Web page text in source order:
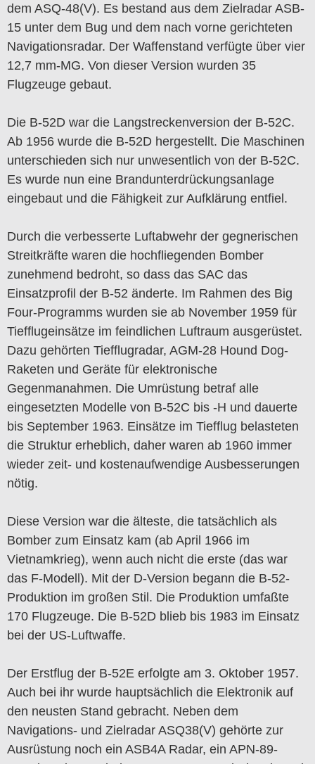
dem ASQ-48(V). Es bestand aus dem Zielradar ASB-
15 unter dem Bug und dem nach vorne gerichteten
Navigationsradar. Der Waffenstand verfügte über vier
12,7 mm-MG. Von dieser Version wurden 35
Flugzeuge gebaut.
Die B-52D war die Langstreckenversion der B-52C.
Ab 1956 wurde die B-52D hergestellt. Die Maschinen
unterschieden sich nur unwesentlich von der B-52C.
Es wurde nun eine Brandunterdrückungsanlage
eingebaut und die Fähigkeit zur Aufklärung entfiel.
Durch die verbesserte Luftabwehr der gegnerischen
Streitkräfte waren die hochfliegenden Bomber
zunehmend bedroht, so dass das SAC das
Einsatzprofil der B-52 änderte. Im Rahmen des Big
Four-Programms wurden sie ab November 1959 für
Tiefflugeinsätze im feindlichen Luftraum ausgerüstet.
Dazu gehörten Tiefflugradar, AGM-28 Hound Dog-
Raketen und Geräte für elektronische
Gegenmanahmen. Die Umrüstung betraf alle
eingesetzten Modelle von B-52C bis -H und dauerte
bis September 1963. Einsätze im Tiefflug belasteten
die Struktur erheblich, daher waren ab 1960 immer
wieder zeit- und kostenaufwendige Ausbesserungen
nötig.
Diese Version war die älteste, die tatsächlich als
Bomber zum Einsatz kam (ab April 1966 im
Vietnamkrieg), wenn auch nicht die erste (das war
das F-Modell). Mit der D-Version begann die B-52-
Produktion im großen Stil. Die Produktion umfaßte
170 Flugzeuge. Die B-52D blieb bis 1983 im Einsatz
bei der US-Luftwaffe.
Der Erstflug der B-52E erfolgte am 3. Oktober 1957.
Auch bei ihr wurde hauptsächlich die Elektronik auf
den neusten Stand gebracht. Neben dem
Navigations- und Zielradar ASQ38(V) gehörte zur
Ausrüstung noch ein ASB4A Radar, ein APN-89-